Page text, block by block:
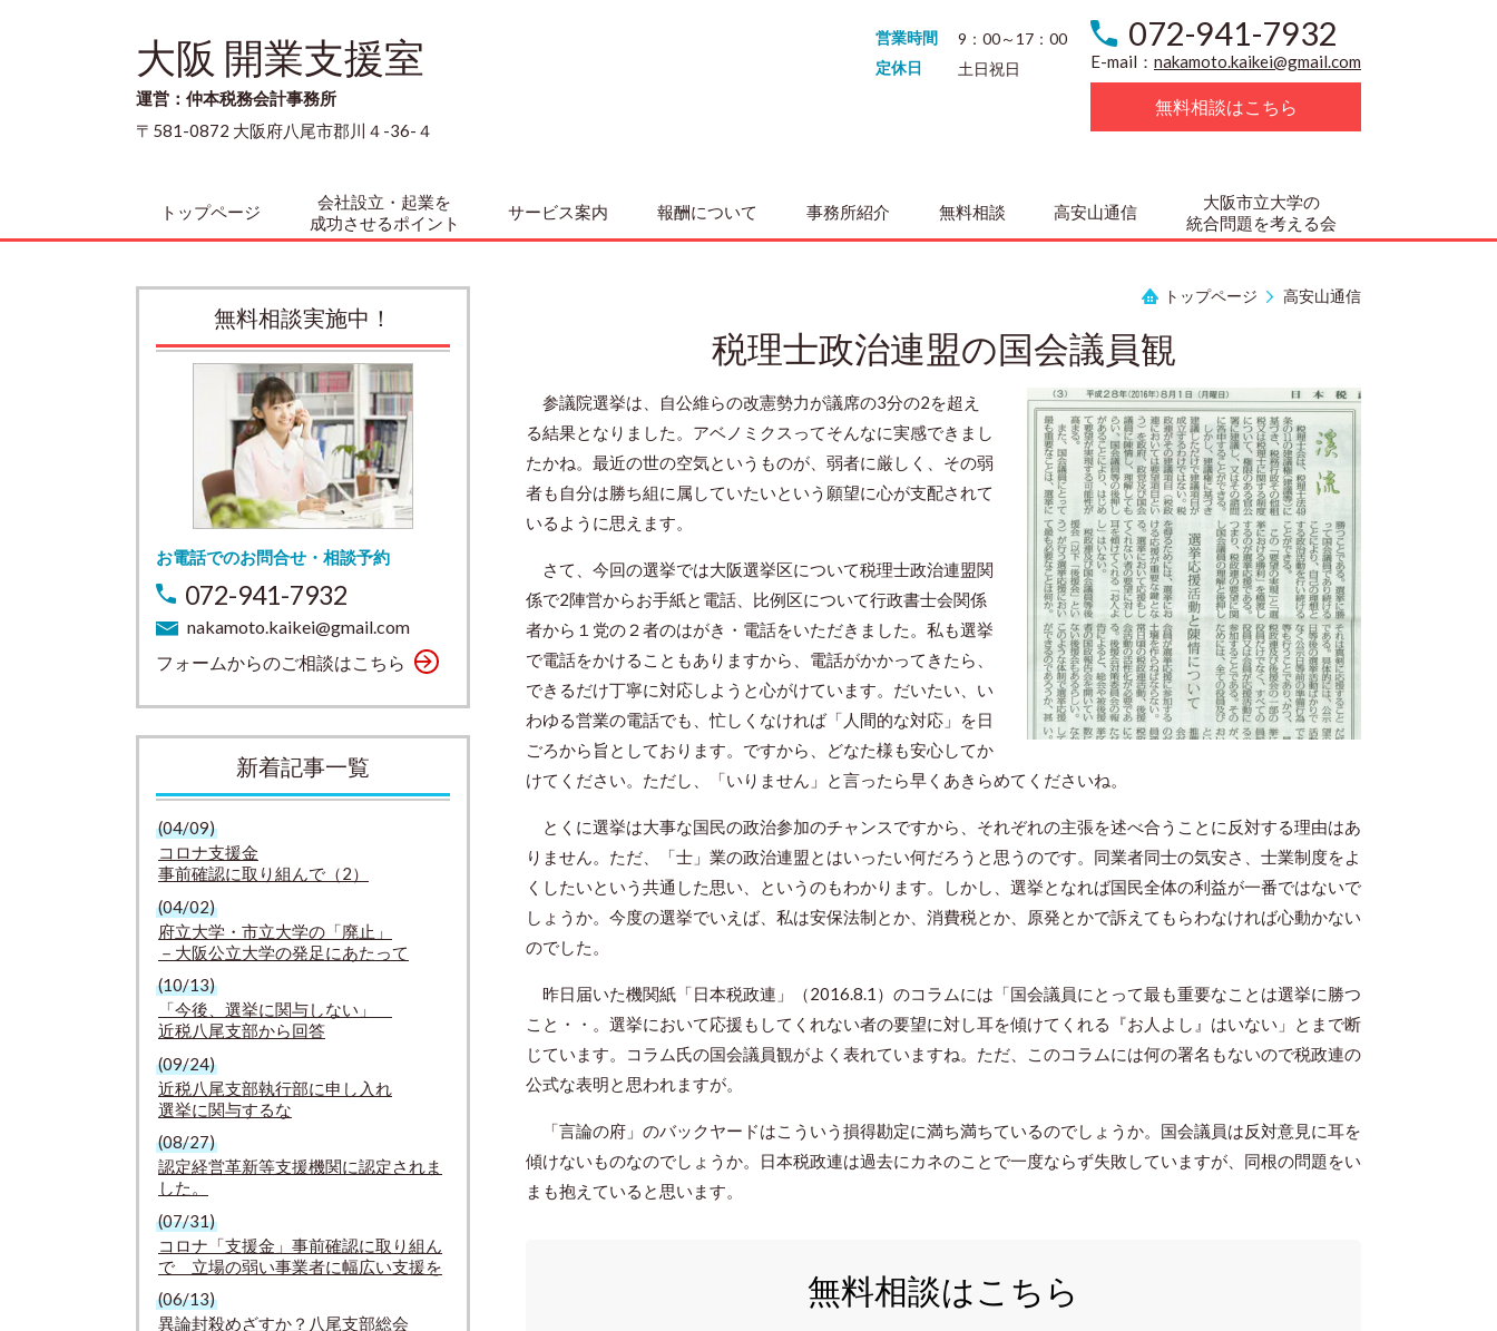
大阪 開業支援室
運営：仲本税務会計事務所
〒581-0872 大阪府八尾市郡川４-36-４
営業時間
9：00～17：00
定休日
土日祝日
072-941-7932
E-mail： nakamoto.kaikei@gmail.com
無料相談はこちら
トップページ
会社設立・起業を
成功させるポイント
サービス案内 報酬について 事務所紹介 無料相談 高安山通信
大阪市立大学の
統合問題を考える会
トップページ 高安山通信
税理士政治連盟の国会議員観
参議院選挙は、自公維らの改憲勢力が議席の3分の2を超え
る結果となりました。アベノミクスってそんなに実感できまし
たかね。最近の世の空気というものが、弱者に厳しく、その弱
者も自分は勝ち組に属していたいという願望に心が支配されて
いるように思えます。
さて、今回の選挙では大阪選挙区について税理士政治連盟関
係で2陣営からお手紙と電話、比例区について行政書士会関係
者から１党の２者のはがき・電話をいただきました。私も選挙
で電話をかけることもありますから、電話がかかってきたら、
できるだけ丁寧に対応しようと心がけています。だいたい、い
わゆる営業の電話でも、忙しくなければ「人間的な対応」を日
ごろから旨としております。ですから、どなた様も安心してか
けてください。ただし、「いりません」と言ったら早くあきらめてくださいね。
とくに選挙は大事な国民の政治参加のチャンスですから、それぞれの主張を述べ合うことに反対する理由はあ
りません。ただ、「士」業の政治連盟とはいったい何だろうと思うのです。同業者同士の気安さ、士業制度をよ
くしたいという共通した思い、というのもわかります。しかし、選挙となれば国民全体の利益が一番ではないで
しょうか。今度の選挙でいえば、私は安保法制とか、消費税とか、原発とかで訴えてもらわなければ心動かない
のでした。
昨日届いた機関紙「日本税政連」（2016.8.1）のコラムには「国会議員にとって最も重要なことは選挙に勝つ
こと・・。選挙において応援もしてくれない者の要望に対し耳を傾けてくれる『お人よし』はいない」とまで断
じています。コラム氏の国会議員観がよく表れていますね。ただ、このコラムには何の署名もないので税政連の
公式な表明と思われますが。
「言論の府」のバックヤードはこういう損得勘定に満ち満ちているのでしょうか。国会議員は反対意見に耳を
傾けないものなのでしょうか。日本税政連は過去にカネのことで一度ならず失敗していますが、同根の問題をい
まも抱えていると思います。
無料相談はこちら
無料相談実施中！
お電話でのお問合せ・相談予約
072-941-7932
nakamoto.kaikei@gmail.com
フォームからのご相談はこちら
新着記事一覧
(04/09)
コロナ支援金
事前確認に取り組んで（2）
(04/02)
府立大学・市立大学の「廃止」
－大阪公立大学の発足にあたって
(10/13)
「今後、選挙に関与しない」
近税八尾支部から回答
(09/24)
近税八尾支部執行部に申し入れ
選挙に関与するな
(08/27)
認定経営革新等支援機関に認定されま
した。
(07/31)
コロナ「支援金」事前確認に取り組ん
で 立場の弱い事業者に幅広い支援を
(06/13)
異論封殺めざすか？八尾支部総会